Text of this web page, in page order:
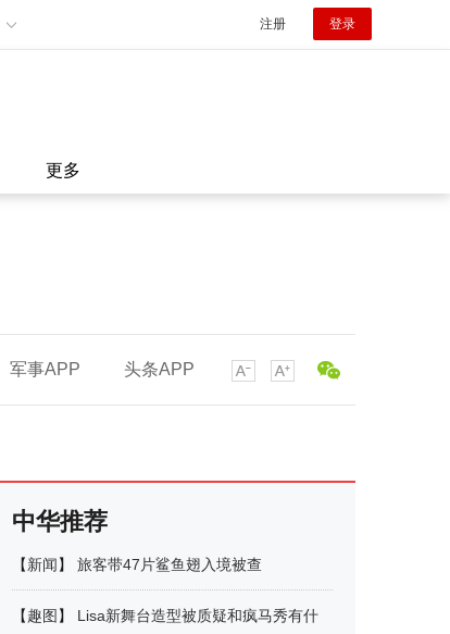
注册 登录
更多
军事APP 头条APP
中华推荐
【新闻】 旅客带47片鲨鱼翅入境被查
【趣图 】
Lisa新舞台造型被质疑和疯马秀有什